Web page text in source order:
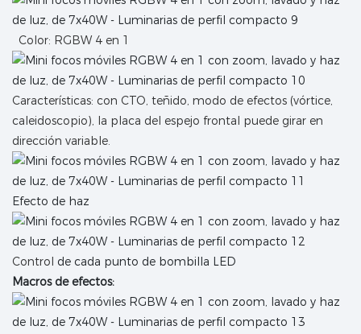
Color: RGBW 4 en 1
Características: con CTO, teñido, modo de efectos (vórtice,
caleidoscopio), la placa del espejo frontal puede girar en
dirección variable.
Efecto de haz
Control de cada punto de bombilla LED
Macros de efectos: